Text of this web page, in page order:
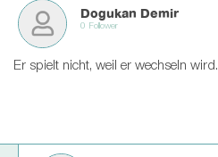
Dogukan Demir
0 Follower
Er spielt nicht, weil er wechseln wird.